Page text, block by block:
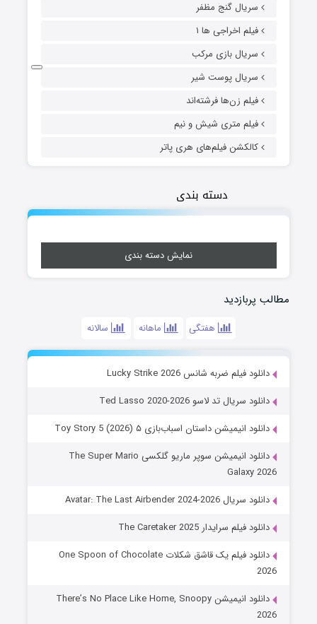
سریال گنج مظفر
فیلم اخراجی ها ۱
سریال بازی مرکب
سریال پوست شیر
فیلم زن‌ها فرشته‌اند
فیلم متری شیش و نیم
کالکشن فیلم‌های هری پاتر
دسته بندی
نمایش دسته بندی
مطالب پربازدید
هفتگی ماهانه سالانه
دانلود فیلم ضربه شانس Lucky Strike 2026
دانلود سریال تد لاسو Ted Lasso 2020-2026
دانلود انیمیشن داستان اسباب‌بازی ۵ Toy Story 5 (2026)
دانلود انیمیشن سوپر ماریو گلکسی The Super Mario
Galaxy 2026
دانلود سریال Avatar: The Last Airbender 2024-2026
دانلود فیلم سرایدار The Caretaker 2025
دانلود فیلم یک قاشق شکلات One Spoon of Chocolate
2026
دانلود انیمیشن There’s No Place Like Home, Snoopy
2026